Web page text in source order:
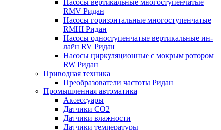
Насосы вертикальные многоступенчатые
RMV Ридан
Насосы горизонтальные многоступенчатые
RMHI Ридан
Насосы одноступенчатые вертикальные ин-
лайн RV Ридан
Насосы циркуляционные с мокрым ротором
RW Ридан
Приводная техника
Преобразователи частоты Ридан
Промышленная автоматика
Аксессуары
Датчики CO2
Датчики влажности
Датчики температуры